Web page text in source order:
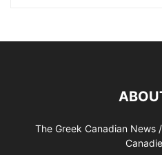
The Greek Canadian News